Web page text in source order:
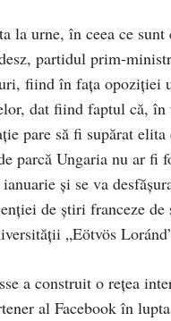
la urne, în ceea ce
partidul prim-
fiind în fața opoziției
dat fiind faptul că,
pare să fi supărat
parcă Ungaria nu ar fi
și se va
de știri franceze
„Eötvös
a construit o rețea
al Facebook în